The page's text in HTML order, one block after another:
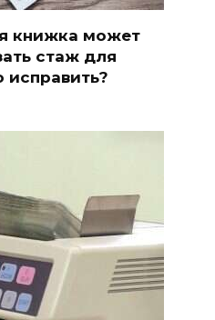
книжка может
стаж для
исправить?